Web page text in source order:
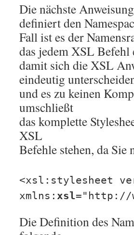
Die nächste
definiert den
Fall ist es der
das jedem XSL Befehl
damit sich die XSL
eindeutig
und es zu keinen
umschließt
das komplette
XSL
Befehle stehen, da
<xsl:stylesheet
xmlns: xsl="http://
Die Definition des